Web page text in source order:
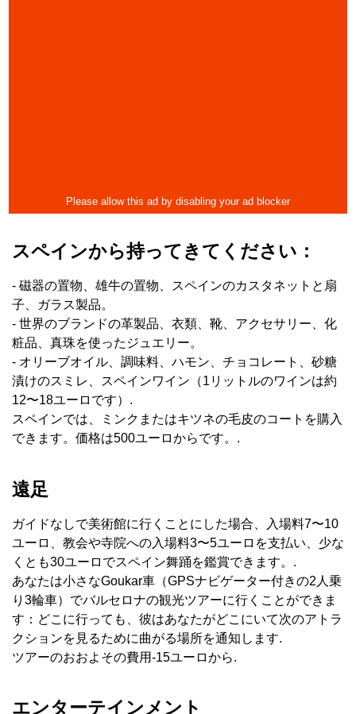
スペインから持ってきてください：
- 磁器の置物、雄牛の置物、スペインのカスタネットと扇
子、ガラス製品。
- 世界のブランドの革製品、衣類、靴、アクセサリー、化
粧品、真珠を使ったジュエリー。
- オリーブオイル、調味料、ハモン、チョコレート、砂糖
漬けのスミレ、スペインワイン（1リットルのワインは約
12〜18ユーロです）.
スペインでは、ミンクまたはキツネの毛皮のコートを購入
できます。価格は500ユーロからです。.
遠足
ガイドなしで美術館に行くことにした場合、入場料7〜10
ユーロ、教会や寺院への入場料3〜5ユーロを支払い、少な
くとも30ユーロでスペイン舞踊を鑑賞できます。.
あなたは小さなGoukar車（GPSナビゲーター付きの2人乗
り3輪車）でバルセロナの観光ツアーに行くことができま
す：どこに行っても、彼はあなたがどこにいて次のアトラ
クションを見るために曲がる場所を通知します.
ツアーのおおよその費用-15ユーロから.
エンターテインメント